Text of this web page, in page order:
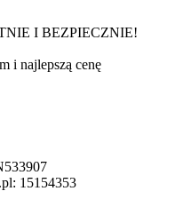
I BEZPIECZNIE!
i najlepszą cenę
15154353